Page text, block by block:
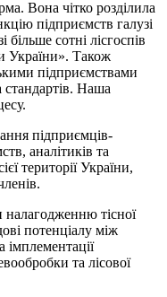
Вона чітко розділила
підприємств галузі
більше сотні лісгоспів
України». Також
підприємствами
стандартів. Наша
підприємців-
аналітиків та
території України,
налагодженню тісної
потенціалу між
імплементації
та лісової